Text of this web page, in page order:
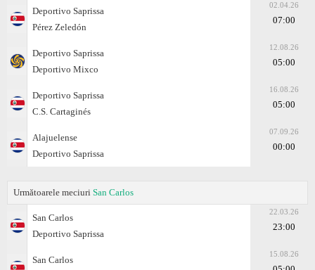
Deportivo Saprissa
Pérez Zeledón
02.04.26
07:00
Deportivo Saprissa
Deportivo Mixco
12.08.26
05:00
Deportivo Saprissa
C.S. Cartaginés
16.08.26
05:00
Alajuelense
Deportivo Saprissa
07.09.26
00:00
Următoarele meciuri San Carlos
San Carlos
Deportivo Saprissa
22.03.26
23:00
San Carlos
15.08.26